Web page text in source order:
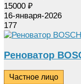
15000 ₽
16-января-2026
177
Реноватор
Частное лицо